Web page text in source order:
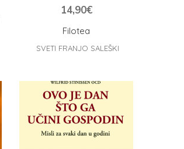
Filotea
14,90€
SVETI FRANJO SALEŠKI